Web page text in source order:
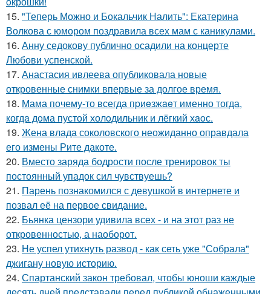
15. "Теперь Можно и Бокальчик Налить": Екатерина
Волкова с юмором поздравила всех мам с каникулами.
16. Анну седокову публично осадили на концерте
Любови успенской.
17. Анастасия ивлеева опубликовала новые
откровенные снимки впервые за долгое время.
18. Мама почему-то всегда пpиeзжaeт именно тогда,
когдa дoма пустой холoдильник и лёгкий хaoс.
19. Жена влада соколовского неожиданно оправдала
его измены Рите дакоте.
20. Вместо заряда бодрости после тренировок ты
постоянный упадок сил чувствуешь?
21. Парень познакомился с девушкой в интернете и
позвал её на первое свидание.
22. Бьянка цензори удивила всех - и на этот раз не
откровенностью, а наоборот.
23. Не успел утихнуть развод - как сеть уже "Собрала"
джигану новую историю.
24. Спартанский закон требовал, чтобы юноши каждые